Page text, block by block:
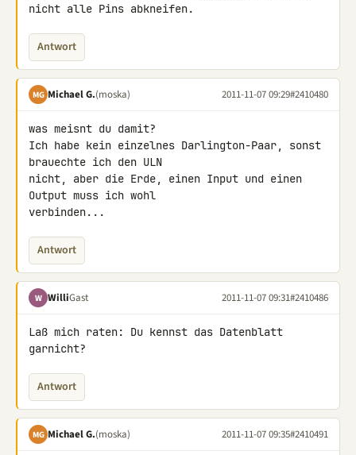
nicht alle Pins abkneifen.
Antwort
MG Michael G.(moska) 2011-11-07 09:29#2410480
was meisnt du damit?
Ich habe kein einzelnes Darlington-Paar, sonst
brauechte ich den ULN
nicht, aber die Erde, einen Input und einen
Output muss ich wohl
verbinden...
Antwort
W WilliGast 2011-11-07 09:31#2410486
Laß mich raten: Du kennst das Datenblatt
garnicht?
Antwort
MG Michael G.(moska) 2011-11-07 09:35#2410491